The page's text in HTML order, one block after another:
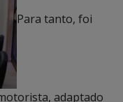
Para tanto, foi
adaptado